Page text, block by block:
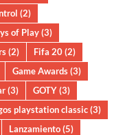
(2)
of Play(3)
(2) Fifa 20(2)
Game Awards(3)
(3) GOTY(3)
playstation classic(3)
Lanzamiento(5)